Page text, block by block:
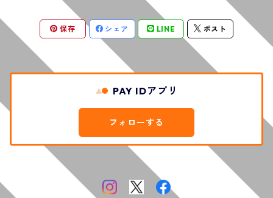
保存 シェア LINE ポスト
PAY IDアプリ
フォローする